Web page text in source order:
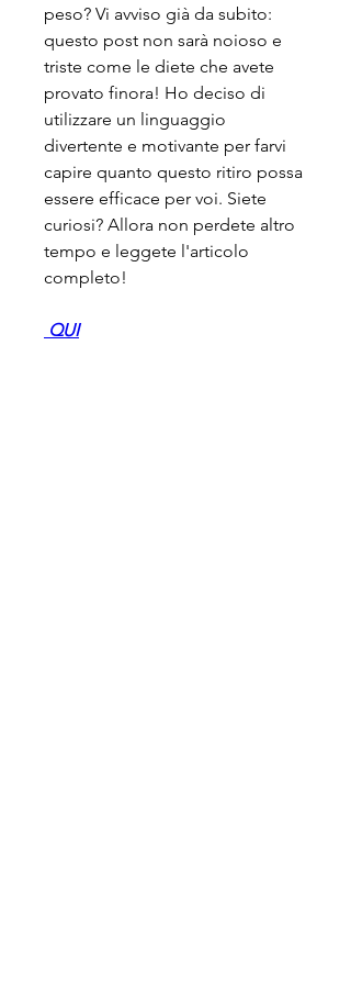
peso? Vi avviso già da subito:
questo post non sarà noioso e
triste come le diete che avete
provato finora! Ho deciso di
utilizzare un linguaggio
divertente e motivante per farvi
capire quanto questo ritiro possa
essere efficace per voi. Siete
curiosi? Allora non perdete altro
tempo e leggete l'articolo
completo!
QUI